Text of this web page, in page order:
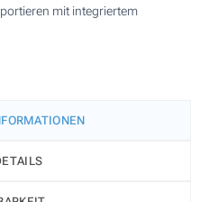
mit integriertem